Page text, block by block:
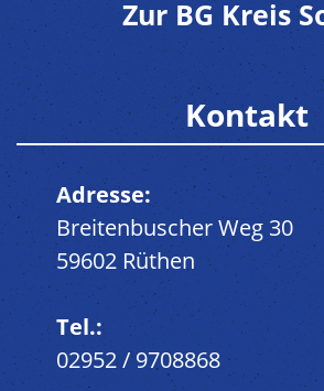
Zur BG Kreis
Kontakt
Adresse:
Breitenbuscher Weg 30
59602 Rüthen
Tel.:
02952 / 9708868